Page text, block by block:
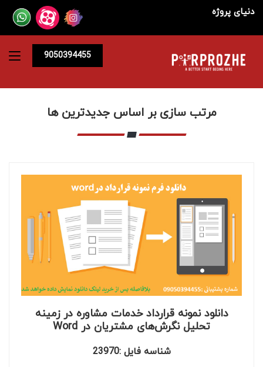
دنیای پروژه
9050394455
مرتب سازی بر اساس جدیدترین ها
دانلود نمونه قرارداد خدمات مشاوره در زمینه
تحلیل نگرش‌های مشتریان در Word
شناسه فایل :23970